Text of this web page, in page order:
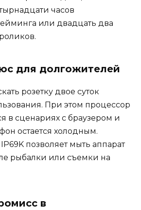
часов
или двадцать два
для долгожителей
розетку двое суток
При этом процессор
в сценариях с браузером и
остается холодным.
позволяет мыть аппарат
рыбалки или съемки на
в